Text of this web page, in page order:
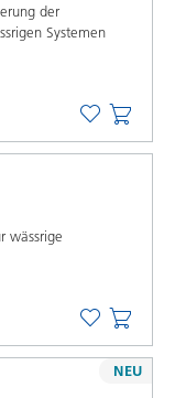
der
Systemen
wässrige
NEU